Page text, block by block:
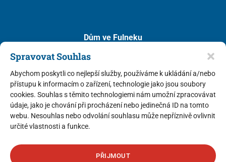
Spravovat Souhlas
Abychom poskytli co nejlepší služby, používáme k ukládání a/nebo
přístupu k informacím o zařízení, technologie jako jsou soubory
cookies. Souhlas s těmito technologiemi nám umožní zpracovávat
údaje, jako je chování při procházení nebo jedinečná ID na tomto
webu. Nesouhlas nebo odvolání souhlasu může nepříznivě ovlivnit
určité vlastnosti a funkce.
PŘIJMOUT
Dům ve Fulneku
742 45 Fulnek
P. Mariusz Leszko, SAC(představený v ČR)
P. Tomasz Kazański, SAC
tel.+420 733 741 850